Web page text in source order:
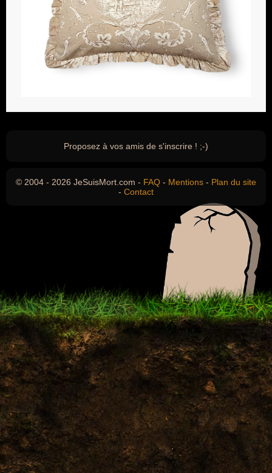
Proposez à vos amis de s'inscrire ! ;-)
© 2004 - 2026 JeSuisMort.com - FAQ - Mentions - Plan du site
- Contact